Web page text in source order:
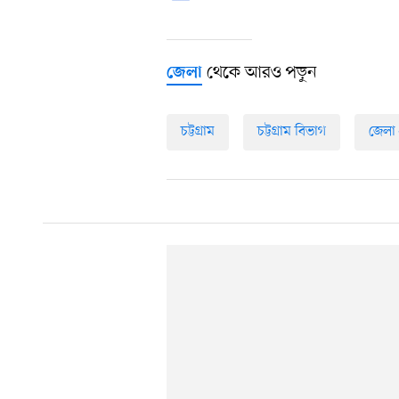
জেলা থেকে আরও পড়ুন
চট্টগ্রাম চট্টগ্রাম বিভাগ